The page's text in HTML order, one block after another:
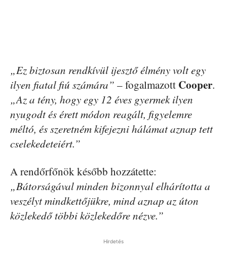
„Ez biztosan rendkívül ijesztő élmény volt egy
ilyen fiatal fiú számára” – fogalmazott Cooper.
„Az a tény, hogy egy 12 éves gyermek ilyen
nyugodt és érett módon reagált, figyelemre
méltó, és szeretném kifejezni hálámat aznap tett
cselekedeteiért.”
A rendőrfőnök később hozzátette:
„Bátorságával minden bizonnyal elhárította a
veszélyt mindkettőjükre, mind aznap az úton
közlekedő többi közlekedőre nézve.”
Hirdetés